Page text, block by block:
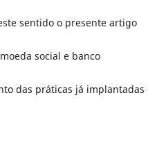
sentido o presente artigo
social e banco
das práticas já implantadas